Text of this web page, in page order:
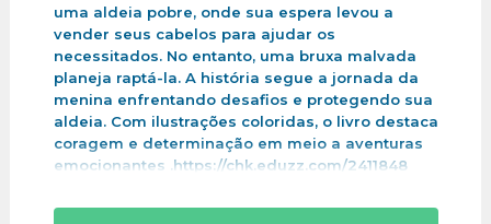
uma aldeia pobre, onde sua espera levou a
vender seus cabelos para ajudar os
necessitados. No entanto, uma bruxa malvada
planeja raptá-la. A história segue a jornada da
menina enfrentando desafios e protegendo sua
aldeia. Com ilustrações coloridas, o livro destaca
coragem e determinação em meio a aventuras
emocionantes .https://chk.eduzz.com/2411848